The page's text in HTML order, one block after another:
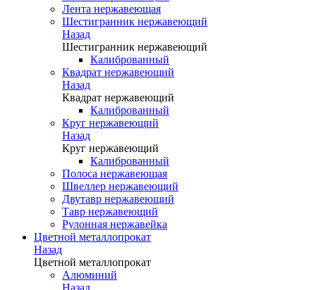
Лента нержавеющая
Шестигранник нержавеющий
Назад
Шестигранник нержавеющий
Калиброванный
Квадрат нержавеющий
Назад
Квадрат нержавеющий
Калиброванный
Круг нержавеющий
Назад
Круг нержавеющий
Калиброванный
Полоса нержавеющая
Швеллер нержавеющий
Двутавр нержавеющий
Тавр нержавеющий
Рулонная нержавейка
Цветной металлопрокат
Назад
Цветной металлопрокат
Алюминий
Назад